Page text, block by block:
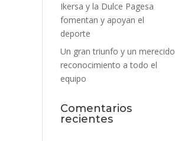
Ikersa y la Dulce Pagesa
fomentan y apoyan el
deporte
Un gran triunfo y un merecido
reconocimiento a todo el
equipo
Comentarios
recientes